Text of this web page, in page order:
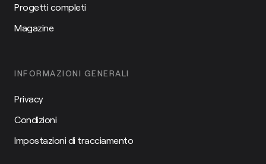
Progetti completi
Magazine
INFORMAZIONI GENERALI
Privacy
Condizioni
Impostazioni di tracciamento